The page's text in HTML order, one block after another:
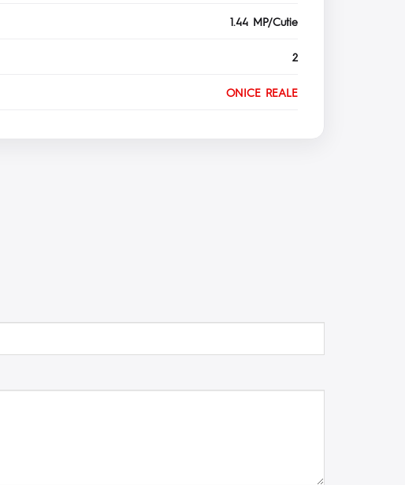
1.44 MP/Cutie
2
ONICE REALE